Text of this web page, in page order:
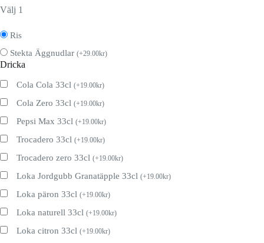
Välj 1
Ris
Stekta Äggnudlar (+29.00kr)
Dricka
Cola Cola 33cl (+19.00kr)
Cola Zero 33cl (+19.00kr)
Pepsi Max 33cl (+19.00kr)
Trocadero 33cl (+19.00kr)
Trocadero zero 33cl (+19.00kr)
Loka Jordgubb Granatäpple 33cl (+19.00kr)
Loka päron 33cl (+19.00kr)
Loka naturell 33cl (+19.00kr)
Loka citron 33cl (+19.00kr)